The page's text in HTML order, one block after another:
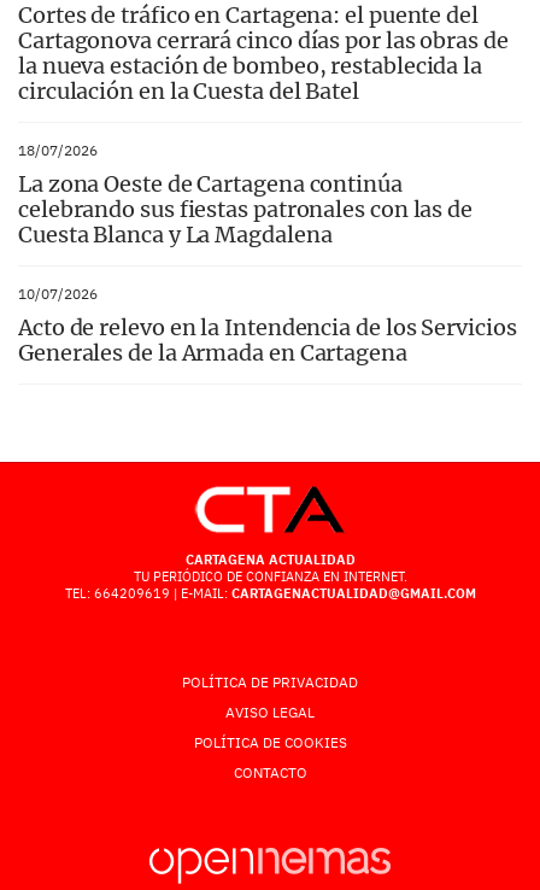
Cortes de tráfico en Cartagena: el puente del
Cartagonova cerrará cinco días por las obras de
la nueva estación de bombeo, restablecida la
circulación en la Cuesta del Batel
18/07/2026
La zona Oeste de Cartagena continúa
celebrando sus fiestas patronales con las de
Cuesta Blanca y La Magdalena
10/07/2026
Acto de relevo en la Intendencia de los Servicios
Generales de la Armada en Cartagena
CARTAGENA ACTUALIDAD
TU PERIÓDICO DE CONFIANZA EN INTERNET.
TEL: 664209619 | E-MAIL: CARTAGENACTUALIDAD@GMAIL.COM
POLÍTICA DE PRIVACIDAD
AVISO LEGAL
POLÍTICA DE COOKIES
CONTACTO